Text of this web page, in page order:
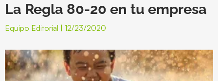
La Regla 80-20 en tu empresa
Equipo Editorial 12/23/2020